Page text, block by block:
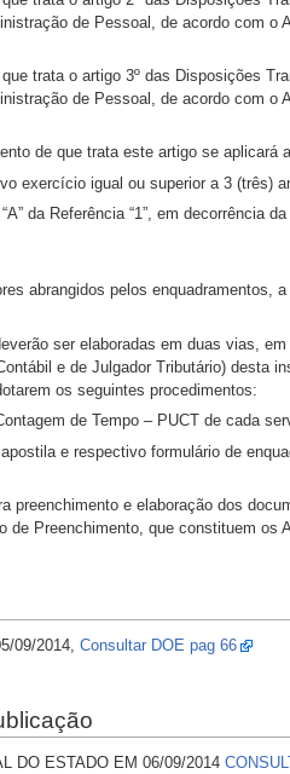
de Pessoal, de acordo com o
trata o artigo 3º das Disposições
de Pessoal, de acordo com
de que trata este artigo se aplicará
exercício igual ou superior a 3 (três)
da Referência “1”, em
abrangidos pelos enquadramentos,
ser elaboradas em duas vias,
e de Julgador Tributário) desta
os seguintes procedimentos:
de Tempo – PUCT de cada
e respectivo formulário de
preenchimento e elaboração dos
de Preenchimento, que constituem os
09/2014, Consultar DOE pag 66
DO ESTADO EM 06/09/2014